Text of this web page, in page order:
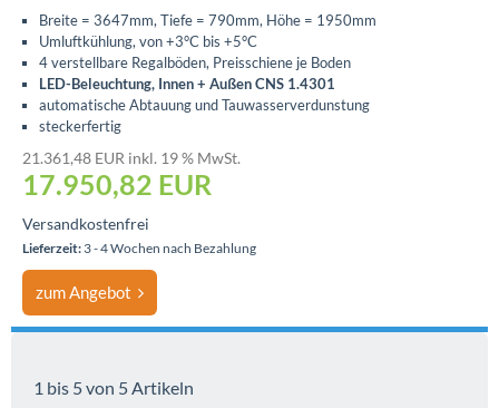
Breite = 3647mm, Tiefe = 790mm, Höhe = 1950mm
Umluftkühlung, von +3°C bis +5°C
4 verstellbare Regalböden, Preisschiene je Boden
LED-Beleuchtung, Innen + Außen CNS 1.4301
automatische Abtauung und Tauwasserverdunstung
steckerfertig
21.361,48 EUR inkl. 19 % MwSt.
17.950,82 EUR
Versandkostenfrei
Lieferzeit: 3 - 4 Wochen nach Bezahlung
zum Angebot
1 bis 5 von 5 Artikeln